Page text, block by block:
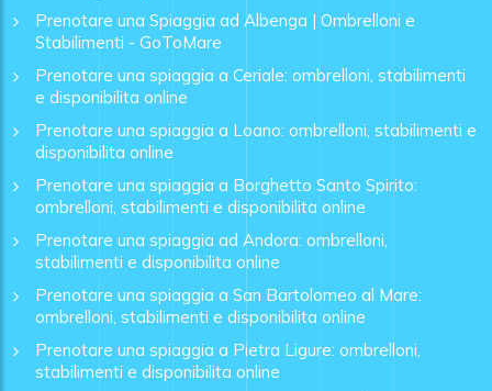
Prenotare una Spiaggia ad Albenga | Ombrelloni e
Stabilimenti - GoToMare
Prenotare una spiaggia a Ceriale: ombrelloni, stabilimenti
e disponibilita online
Prenotare una spiaggia a Loano: ombrelloni, stabilimenti e
disponibilita online
Prenotare una spiaggia a Borghetto Santo Spirito:
ombrelloni, stabilimenti e disponibilita online
Prenotare una spiaggia ad Andora: ombrelloni,
stabilimenti e disponibilita online
Prenotare una spiaggia a San Bartolomeo al Mare:
ombrelloni, stabilimenti e disponibilita online
Prenotare una spiaggia a Pietra Ligure: ombrelloni,
stabilimenti e disponibilita online